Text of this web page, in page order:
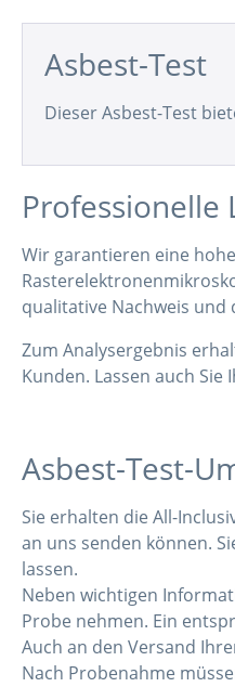
Asbest-Test
Dieser Asbest-Test
Professionelle
Wir garantieren eine
qualitative Nachweis
Zum Analysergebnis
Kunden. Lassen auch
Asbest-Test-
Sie erhalten die All-
an uns senden können.
lassen.
Neben wichtigen
Probe nehmen. Ein
Auch an den Versand
Nach Probenahme